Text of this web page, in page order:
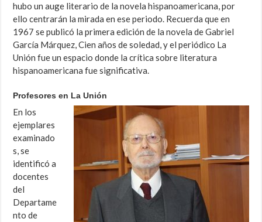
hubo un auge literario de la novela hispanoamericana, por
ello centrarán la mirada en ese periodo. Recuerda que en
1967 se publicó la primera edición de la novela de Gabriel
García Márquez, Cien años de soledad, y el periódico La
Unión fue un espacio donde la crítica sobre literatura
hispanoamericana fue significativa.
Profesores en La Unión
En los
ejemplares
examinado
s, se
identificó a
docentes
del
Departame
nto de